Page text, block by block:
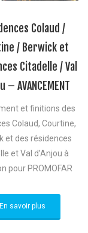
Colaud /
/ Berwick et
Citadelle / Val
– AVANCEMENT
et finitions des
Colaud, Courtine,
et des résidences
et Val d’Anjou à
pour PROMOFAR
En savoir plus